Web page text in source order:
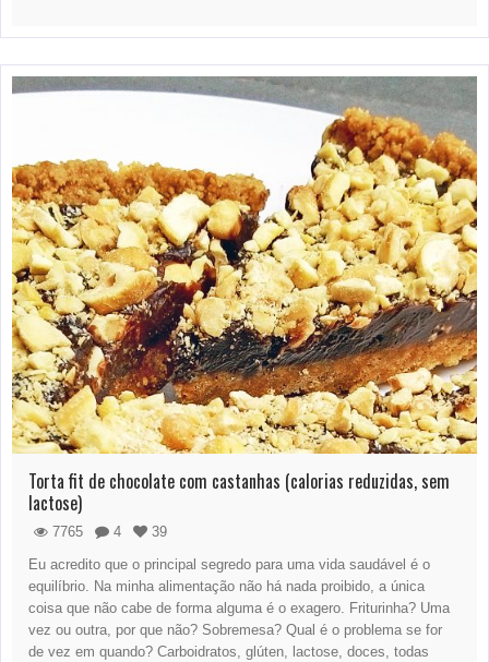
Torta fit de chocolate com castanhas (calorias reduzidas, sem
lactose)
7765 4
39
Eu acredito que o principal segredo para uma vida saudável é o
equilíbrio. Na minha alimentação não há nada proibido, a única
coisa que não cabe de forma alguma é o exagero. Friturinha? Uma
vez ou outra, por que não? Sobremesa? Qual é o problema se for
de vez em quando? Carboidratos, glúten, lactose, doces, todas